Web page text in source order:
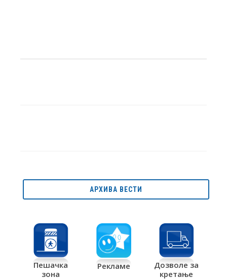
АРХИВА ВЕСТИ
Пешачка
зона
Рекламе
Дозволе за
кретање